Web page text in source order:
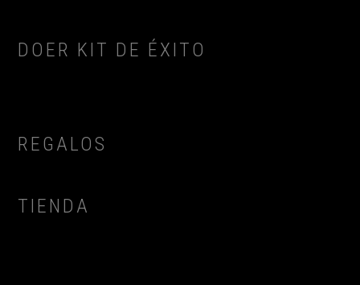
DOER KIT DE ÉXITO
REGALOS
TIENDA